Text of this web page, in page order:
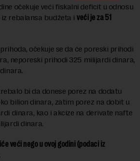
očekuje veći fiskalni deficit u odnosu
rebalansa budžeta i veći je za 51
očekuje se da će poreski prihodi
neporeski prihodi 325 milijardi dinara,
bi da donese porez na dodatu
bilion dinara, zatim porez na dobit u
dinara, kao i akcize na derivate nafte
dinara.
veći nego u ovoj godini (podaci iz